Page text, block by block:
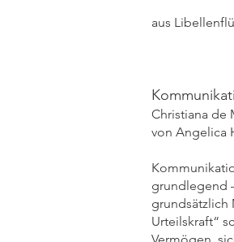
aus
Christiana de
von Angelica
grundlegend
grundsätzlich
Urteilskraft“